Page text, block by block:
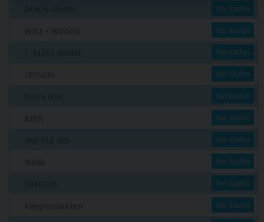
hier kaufen
hier kaufen
hier kaufen
hier kaufen
hier kaufen
hier kaufen
hier kaufen
hier kaufen
hier kaufen
hier kaufen